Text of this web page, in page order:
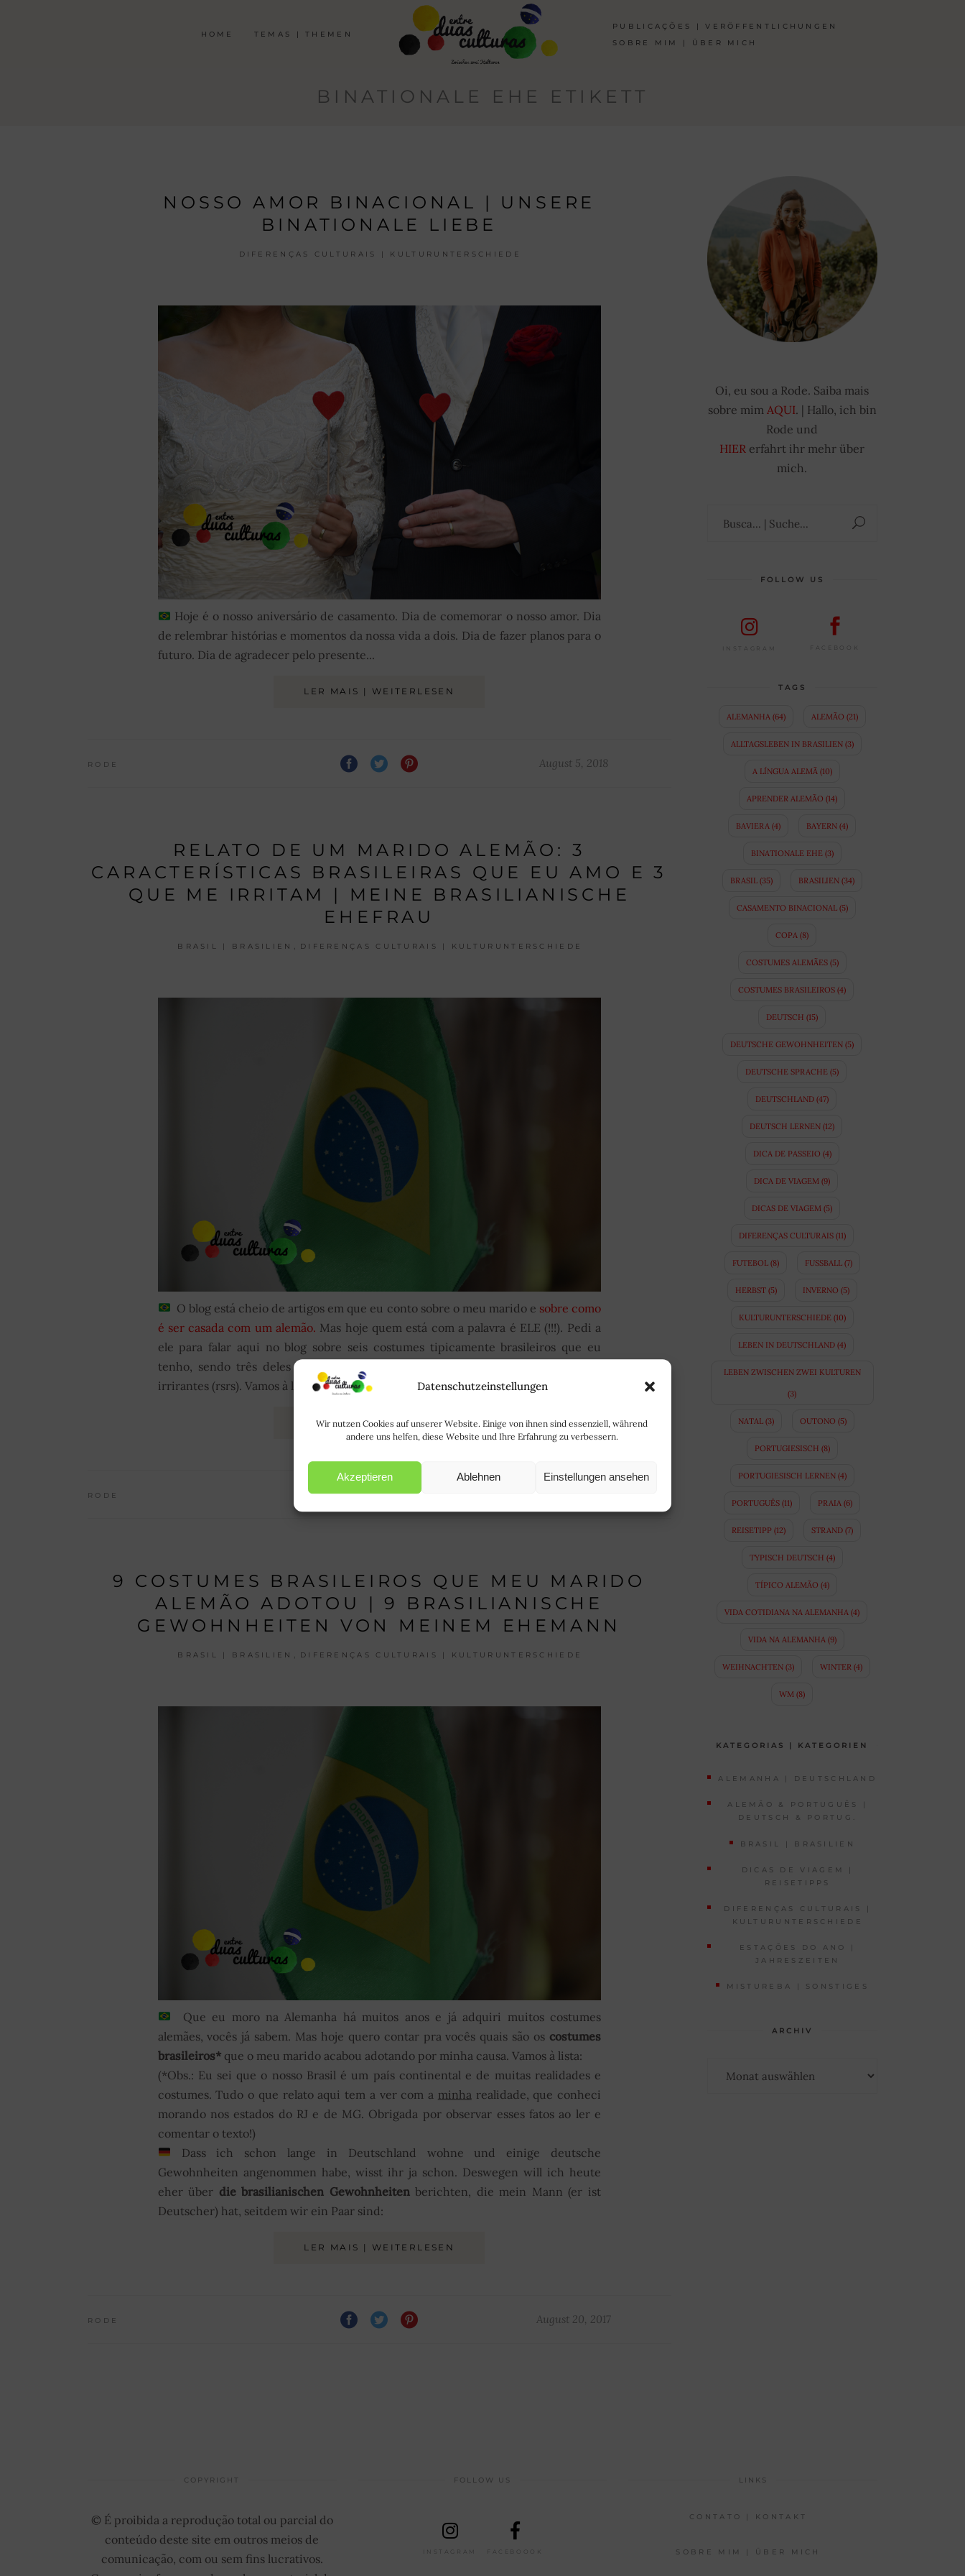
Datenschutzeinstellungen
Wir nutzen Cookies auf unserer Website. Einige von ihnen sind essenziell, während
andere uns helfen, diese Website und Ihre Erfahrung zu verbessern.
Akzeptieren Ablehnen Einstellungen ansehen
HOME TEMAS | THEMEN
PUBLICAÇÕES | VERÖFFENTLICHUNGEN
SOBRE MIM | ÜBER MICH
BINATIONALE EHE ETIKETT
NOSSO AMOR BINACIONAL | UNSERE
BINATIONALE LIEBE
DIFERENÇAS CULTURAIS | KULTURUNTERSCHIEDE
Hoje é o nosso aniversário de casamento. Dia de comemorar o nosso amor. Dia
de relembrar histórias e momentos da nossa vida a dois. Dia de fazer planos para o
futuro. Dia de agradecer pelo presente...
LER MAIS | WEITERLESEN
RODE August 5, 2018
RELATO DE UM MARIDO ALEMÃO: 3
CARACTERÍSTICAS BRASILEIRAS QUE EU AMO E 3
QUE ME IRRITAM | MEINE BRASILIANISCHE
EHEFRAU
BRASIL | BRASILIEN DIFERENÇAS CULTURAIS | KULTURUNTERSCHIEDE
O blog está cheio de artigos em que eu conto sobre o meu marido e sobre como
é ser casada com um alemão. Mas hoje quem está com a palavra é ELE (!!!). Pedi a
ele para falar aqui no blog sobre seis costumes tipicamente brasileiros que eu
tenho, sendo três deles características que ele ama e três que ele acha meio
irrirantes (rsrs). Vamos à lista dele:
LER MAIS | WEITERLESEN
RODE
9 COSTUMES BRASILEIROS QUE MEU MARIDO
ALEMÃO ADOTOU | 9 BRASILIANISCHE
GEWOHNHEITEN VON MEINEM EHEMANN
BRASIL | BRASILIEN DIFERENÇAS CULTURAIS | KULTURUNTERSCHIEDE
Que eu moro na Alemanha há muitos anos e já adquiri muitos costumes
alemães, vocês já sabem. Mas hoje quero contar pra vocês quais são os costumes
brasileiros*que o meu marido acabou adotando por minha causa. Vamos à lista:
(*Obs.: Eu sei que o nosso Brasil é um país continental e de muitas realidades e
costumes. Tudo o que relato aqui tem a ver com a minha realidade, que conheci
morando nos estados do RJ e de MG. Obrigada por observar esses fatos ao ler e
comentar o texto!)
Dass ich schon lange in Deutschland wohne und einige deutsche
Gewohnheiten angenommen habe, wisst ihr ja schon. Deswegen will ich heute
eher über die brasilianischen Gewohnheitenberichten, die mein Mann (er ist
Deutscher) hat, seitdem wir ein Paar sind:
LER MAIS | WEITERLESEN
RODE August 20, 2017
Oi, eu sou a Rode. Saiba mais
sobre mim AQUI. | Hallo, ich bin
Rode und
HIER erfahrt ihr mehr über
mich.
FOLLOW US
INSTAGRAM FACEBOOK
TAGS
ALEMANHA (64) ALEMÃO (21)
ALLTAGSLEBEN IN BRASILIEN(3)
A LÍNGUA ALEMÃ (10)
APRENDER ALEMÃO (14)
BAVIERA (4) BAYERN (4)
BINATIONALE EHE(3)
BRASIL(35) BRASILIEN(34)
CASAMENTO BINACIONAL(5)
COPA (8)
COSTUMES ALEMÃES(5)
COSTUMES BRASILEIROS (4)
DEUTSCH (15)
DEUTSCHE GEWOHNHEITEN (5)
DEUTSCHE SPRACHE (5)
DEUTSCHLAND (47)
DEUTSCH LERNEN (12)
DICA DE PASSEIO (4)
DICA DE VIAGEM (9)
DICAS DE VIAGEM (5)
DIFERENÇAS CULTURAIS(11)
FUTEBOL(8) FUSSBALL (7)
HERBST(5) INVERNO (5)
KULTURUNTERSCHIEDE(10)
LEBEN IN DEUTSCHLAND (4)
LEBEN ZWISCHEN ZWEI KULTUREN
(3)
NATAL(3) OUTONO (5)
PORTUGIESISCH (8)
PORTUGIESISCH LERNEN(4)
PORTUGUÊS (11) PRAIA (6)
REISETIPP(12) STRAND(7)
TYPISCH DEUTSCH (4)
TÍPICO ALEMÃO (4)
VIDA COTIDIANA NA ALEMANHA (4)
VIDA NA ALEMANHA (9)
WEIHNACHTEN(3) WINTER (4)
WM (8)
KATEGORIAS | KATEGORIEN
ALEMANHA | DEUTSCHLAND
ALEMÃO & PORTUGUÊS |
DEUTSCH & PORTUG.
BRASIL | BRASILIEN
DICAS DE VIAGEM |
REISETIPPS
DIFERENÇAS CULTURAIS |
KULTURUNTERSCHIEDE
ESTAÇÕES DO ANO |
JAHRESZEITEN
MISTUREBA | SONSTIGES
ARCHIV
COPYRIGHT
© É proibida a reprodução total ou parcial do
conteúdo deste site em outros meios de
comunicação, com ou sem fins lucrativos.
FOLLOW US
INSTAGRAM FACEBOOOK
LINKS
CONTATO | KONTAKT
SOBRE MIM | ÜBER MICH